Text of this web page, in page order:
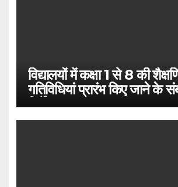
विद्यालयों में कक्षा 1 से 8 की
गतिविधियां प्रारंभ किए जाने के
निर्देश